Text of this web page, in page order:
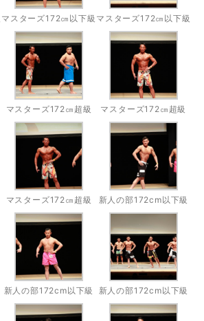
マスターズ172㎝以下級 マスターズ172㎝以下級
マスターズ172㎝超級 マスターズ172㎝超級
マスターズ172㎝超級 新人の部172cm以下級
新人の部172cm以下級 新人の部172cm以下級